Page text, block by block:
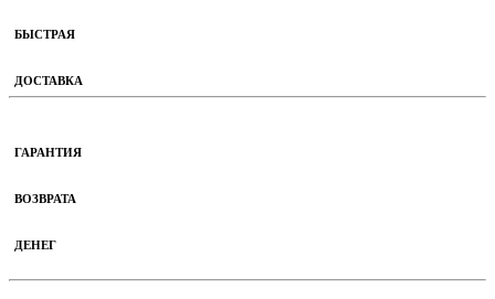
БЫСТРАЯ
ДОСТАВКА
ГАРАНТИЯ
ВОЗВРАТА
ДЕНЕГ